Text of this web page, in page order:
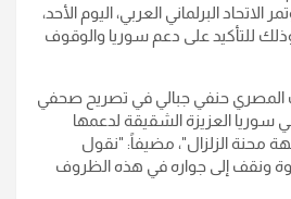
البرلماني العربي، اليوم الأحد،
للتأكيد على دعم سوريا والوقوف
المصري حنفي جبالي في تصريح صحفي
العزيزة الشقيقة لدعمها
محنة الزلزال"، مضيفاً: "نقول
ونقف إلى جواره في هذه الظروف